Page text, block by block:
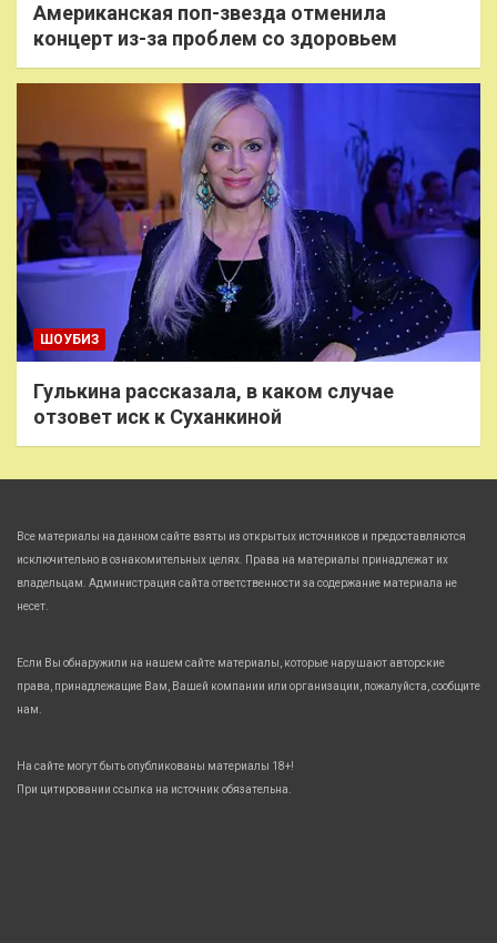
Американская поп-звезда отменила
концерт из-за проблем со здоровьем
ШОУБИЗ
Гулькина рассказала, в каком случае
отзовет иск к Суханкиной
Все материалы на данном сайте взяты из открытых источников и предоставляются
исключительно в ознакомительных целях. Права на материалы принадлежат их
владельцам. Администрация сайта ответственности за содержание материала не
несет.
Если Вы обнаружили на нашем сайте материалы, которые нарушают авторские
права, принадлежащие Вам, Вашей компании или организации, пожалуйста, сообщите
нам.
На сайте могут быть опубликованы материалы 18+!
При цитировании ссылка на источник обязательна.